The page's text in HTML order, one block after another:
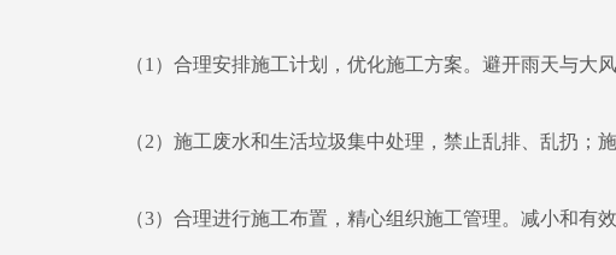
（1）合理安排施工计划，优化施工方案。避开雨天与大风
（2）施工废水和生活垃圾集中处理，禁止乱排、乱扔；施
（3）合理进行施工布置，精心组织施工管理。减小和有效